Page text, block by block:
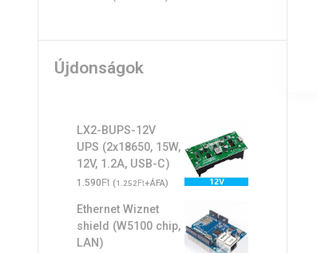
Újdonságok
LX2-BUPS-12V
UPS (2x18650, 15W,
12V, 1.2A, USB-C)
1.590Ft (1.252Ft+ÁFA)
Ethernet Wiznet
shield (W5100 chip,
LAN)